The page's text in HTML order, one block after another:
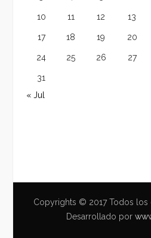
10 11 12 13
17 18 19 20
24 25 26 27
31
« Jul
Copyrights © 2017 Todos los
Desarrollado por